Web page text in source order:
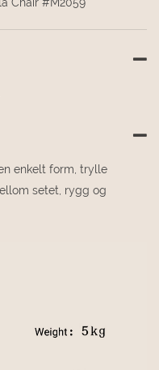
enkelt form, trylle
setet, rygg og